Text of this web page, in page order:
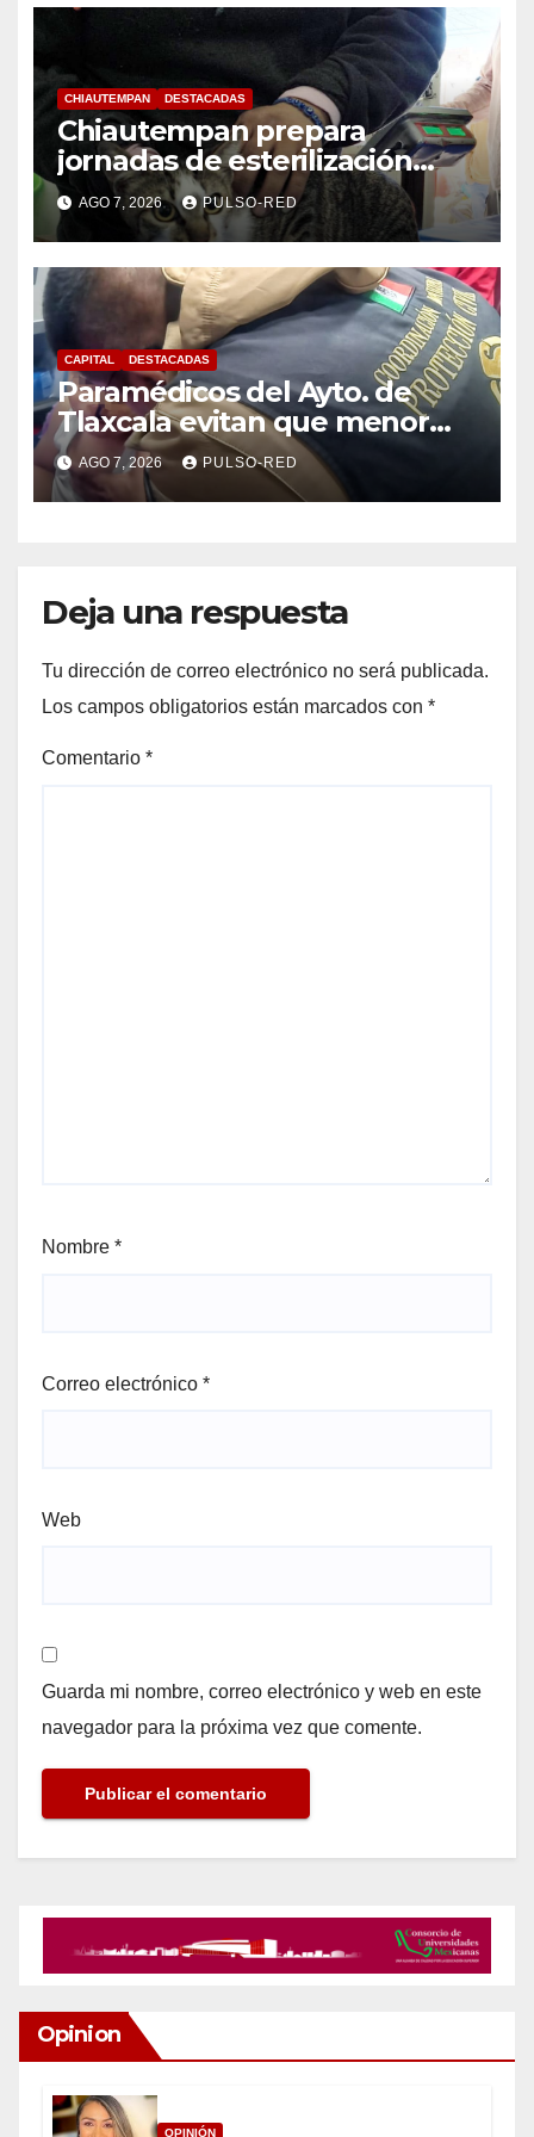
CHIAUTEMPAN DESTACADAS
Chiautempan prepara
jornadas de esterilización
para perros y gatos
AGO 7, 2026 PULSO-RED
CAPITAL DESTACADAS
Paramédicos del Ayto. de
Tlaxcala evitan que menor
sufra complicaciones por
hipotermia tras caer en una
cisterna
AGO 7, 2026 PULSO-RED
Deja una respuesta
Tu dirección de correo electrónico no será publicada.
Los campos obligatorios están marcados con *
Comentario *
Nombre *
Correo electrónico *
Web
Guarda mi nombre, correo electrónico y web en este
navegador para la próxima vez que comente.
Opinion
OPINIÓN